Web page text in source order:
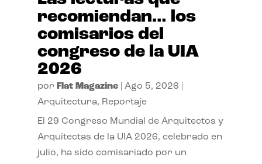
recomiendan… los
comisarios del
congreso de la UIA
2026
por Flat Magazine| Ago 5, 2026
Arquitectura, Reportaje
El 29 Congreso Mundial de Arquitectos y
Arquitectas de la UIA 2026, celebrado en
julio, ha sido comisariado por un